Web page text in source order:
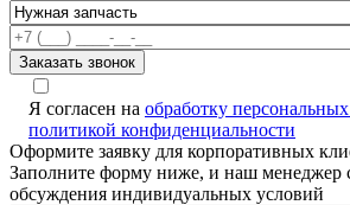
Я согласен на обработку
политикой конфиденциальности
Оформите заявку для корпоративных
Заполните форму ниже, и наш менеджер
обсуждения индивидуальных условий